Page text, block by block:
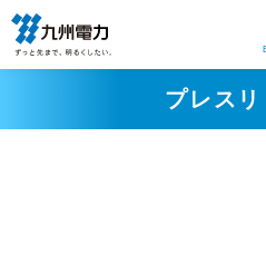
プレスリ